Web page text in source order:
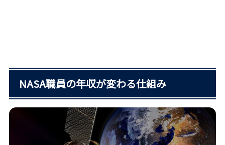
NASA職員の年収が変わる仕組み